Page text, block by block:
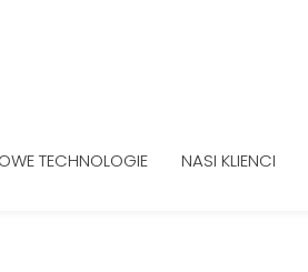
TECHNOLOGIE NASI KLIENCI